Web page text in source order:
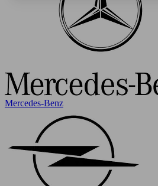
Mercedes-Benz